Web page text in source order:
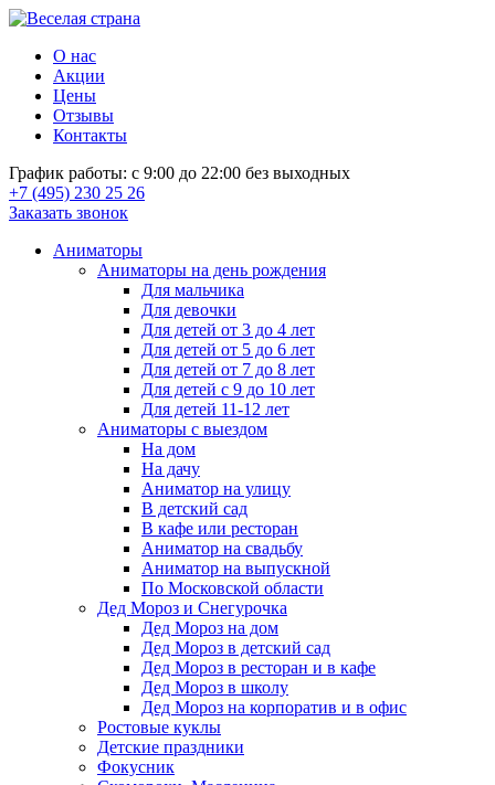
О нас
Акции
Цены
Отзывы
Контакты
График работы: с 9:00 до 22:00 без выходных
+7 (495) 230 25 26
Заказать звонок
Аниматоры
Аниматоры на день рождения
Для мальчика
Для девочки
Для детей от 3 до 4 лет
Для детей от 5 до 6 лет
Для детей от 7 до 8 лет
Для детей с 9 до 10 лет
Для детей 11-12 лет
Аниматоры с выездом
На дом
На дачу
Аниматор на улицу
В детский сад
В кафе или ресторан
Аниматор на свадьбу
Аниматор на выпускной
По Московской области
Дед Мороз и Снегурочка
Дед Мороз на дом
Дед Мороз в детский сад
Дед Мороз в ресторан и в кафе
Дед Мороз в школу
Дед Мороз на корпоратив и в офис
Ростовые куклы
Детские праздники
Фокусник